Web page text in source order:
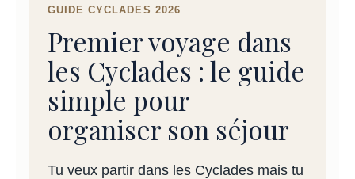
GUIDE CYCLADES 2026
Premier voyage dans
les Cyclades : le guide
simple pour
organiser son séjour
Tu veux partir dans les Cyclades mais tu